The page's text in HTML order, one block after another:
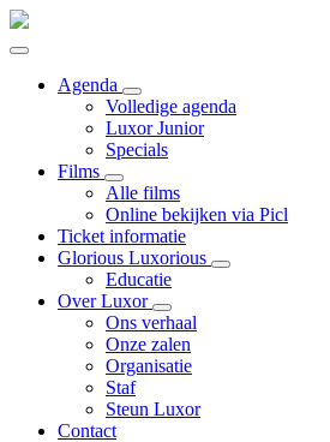
Agenda
Volledige agenda
Luxor Junior
Specials
Films
Alle films
Online bekijken via Picl
Ticket informatie
Glorious Luxorious
Educatie
Over Luxor
Ons verhaal
Onze zalen
Organisatie
Staf
Steun Luxor
Contact